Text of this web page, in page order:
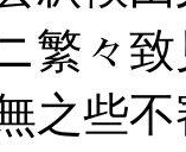
繁々致
之些不